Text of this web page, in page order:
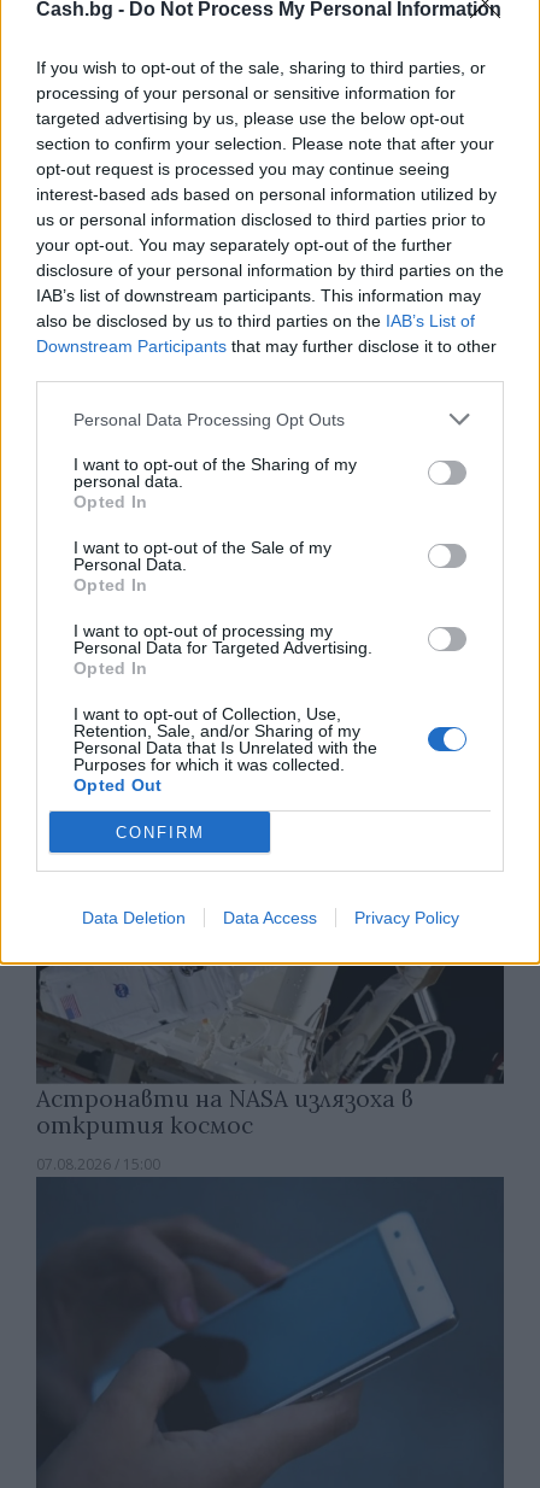
Cash.bg - Do Not Process My Personal Information
If you wish to opt-out of the sale, sharing to third parties, or
processing of your personal or sensitive information for
targeted advertising by us, please use the below opt-out
section to confirm your selection. Please note that after your
opt-out request is processed you may continue seeing
interest-based ads based on personal information utilized by
us or personal information disclosed to third parties prior to
your opt-out. You may separately opt-out of the further
disclosure of your personal information by third parties on the
IAB’s list of downstream participants. This information may
also be disclosed by us to third parties on the IAB’s List of
Downstream Participants that may further disclose it to other
Personal Data Processing Opt Outs
I want to opt-out of the Sharing of my
personal data.
Opted In
I want to opt-out of the Sale of my
Personal Data.
Opted In
I want to opt-out of processing my
Personal Data for Targeted Advertising.
Opted In
I want to opt-out of Collection, Use,
Retention, Sale, and/or Sharing of my
Personal Data that Is Unrelated with the
Purposes for which it was collected.
Opted Out
CONFIRM
Data Deletion Data Access Privacy Policy
Древен храм на почти 900 години
откриха под кафене за сладолед в
Полша
07.08.2026 / 16:00
Изкуствен интелект за първи път
създаде нови жизнеспособни вируси
07.08.2026 / 15:30
Астронавти на NASA излязоха в
открития космос
07.08.2026 / 15:00